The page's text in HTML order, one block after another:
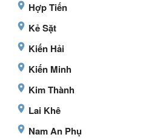
Hợp Tiến
Kẻ Sặt
Kiến Hải
Kiến Minh
Kim Thành
Lai Khê
Nam An Phụ